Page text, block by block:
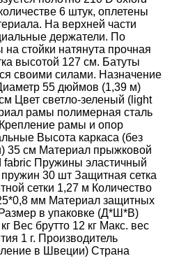
6 штук, оплетены
На верхней части
держатели. По
стойки натянута прочная
высотой 127 см. Батуты
своими силами. Назначение
55 дюймов (1,39 м)
Цвет светло-зеленый (light
рамы полимерная сталь
рамы и опор
Высота каркаса (без
35 см Материал прыжковой
fabric Пружины эластичный
30 шт Защитная сетка
сетки 1,27 м Количество
мм Материал защитных
в упаковке (Д*Ш*В)
Вес брутто 12 кг Макс. вес
1 г. Производитель
в Швеции) Страна